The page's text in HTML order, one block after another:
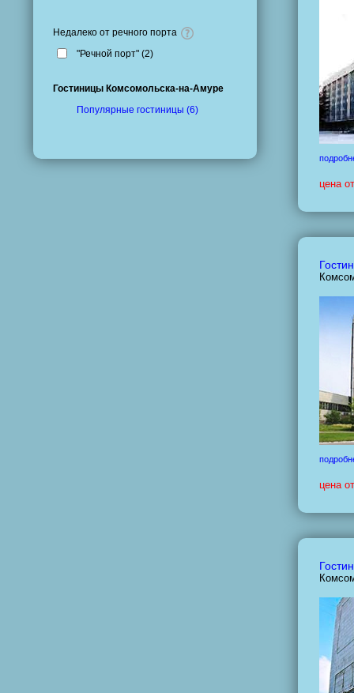
Недалеко от речного порта
"Речной порт" (2)
Гостиницы Комсомольска-на-Амуре
Популярные гостиницы (6)
цена
цена